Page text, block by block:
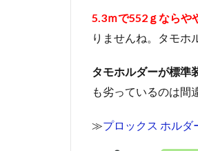
5.3ｍで552ｇならや
りませんね。タモホ
タモホルダーが標準
も劣っているのは間
≫プロックス ホル